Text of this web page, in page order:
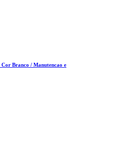
Branco / Manutencao e